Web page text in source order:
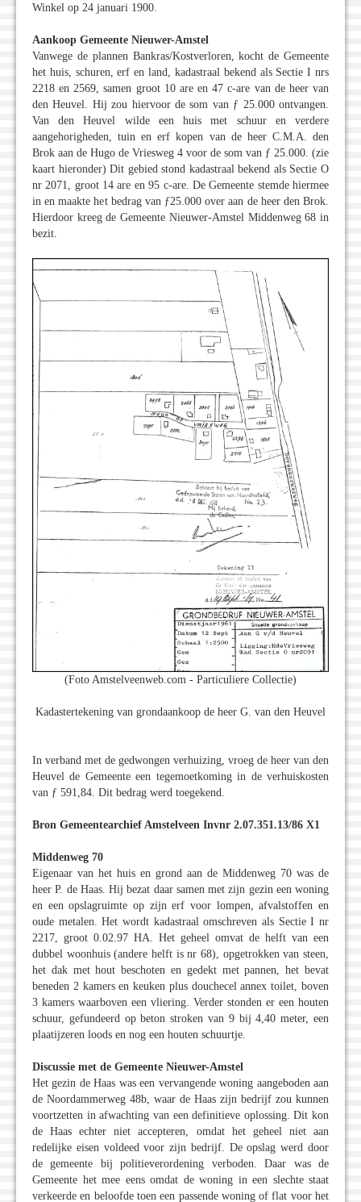
Winkel op 24 januari 1900.
Aankoop Gemeente Nieuwer-Amstel
Vanwege de plannen Bankras/Kostverloren, kocht de Gemeente
het huis, schuren, erf en land, kadastraal bekend als Sectie I nrs
2218 en 2569, samen groot 10 are en 47 c-are van de heer van
den Heuvel. Hij zou hiervoor de som van ƒ 25.000 ontvangen.
Van den Heuvel wilde een huis met schuur en verdere
aangehorigheden, tuin en erf kopen van de heer C.M.A. den
Brok aan de Hugo de Vriesweg 4 voor de som van ƒ 25.000. (zie
kaart hieronder) Dit gebied stond kadastraal bekend als Sectie O
nr 2071, groot 14 are en 95 c-are. De Gemeente stemde hiermee
in en maakte het bedrag van ƒ25.000 over aan de heer den Brok.
Hierdoor kreeg de Gemeente Nieuwer-Amstel Middenweg 68 in
bezit.
(Foto Amstelveenweb.com - Particuliere Collectie)
Kadastertekening van grondaankoop de heer G. van den Heuvel
In verband met de gedwongen verhuizing, vroeg de heer van den
Heuvel de Gemeente een tegemoetkoming in de verhuiskosten
van ƒ 591,84. Dit bedrag werd toegekend.
Bron Gemeentearchief Amstelveen Invnr 2.07.351.13/86 X1
Middenweg 70
Eigenaar van het huis en grond aan de Middenweg 70 was de
heer P. de Haas. Hij bezat daar samen met zijn gezin een woning
en een opslagruimte op zijn erf voor lompen, afvalstoffen en
oude metalen. Het wordt kadastraal omschreven als Sectie I nr
2217, groot 0.02.97 HA. Het geheel omvat de helft van een
dubbel woonhuis (andere helft is nr 68), opgetrokken van steen,
het dak met hout beschoten en gedekt met pannen, het bevat
beneden 2 kamers en keuken plus douchecel annex toilet, boven
3 kamers waarboven een vliering. Verder stonden er een houten
schuur, gefundeerd op beton stroken van 9 bij 4,40 meter, een
plaatijzeren loods en nog een houten schuurtje.
Discussie met de Gemeente Nieuwer-Amstel
Het gezin de Haas was een vervangende woning aangeboden aan
de Noordammerweg 48b, waar de Haas zijn bedrijf zou kunnen
voortzetten in afwachting van een definitieve oplossing. Dit kon
de Haas echter niet accepteren, omdat het geheel niet aan
redelijke eisen voldeed voor zijn bedrijf. De opslag werd door
de gemeente bij politieverordening verboden. Daar was de
Gemeente het mee eens omdat de woning in een slechte staat
verkeerde en beloofde toen een passende woning of flat voor het